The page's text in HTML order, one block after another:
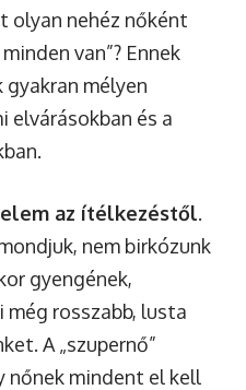
olyan nehéz nőként
van”? Ennek
gyakran mélyen
elvárásokban és a
az ítélkezéstől.
nem birkózunk
gyengének,
rosszabb, lusta
A „szupernő”
nőnek mindent el kell